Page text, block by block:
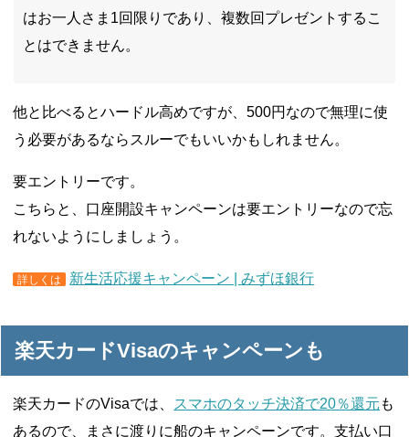
はお一人さま1回限りであり、複数回プレゼントするこ
とはできません。
他と比べるとハードル高めですが、500円なので無理に使
う必要があるならスルーでもいいかもしれません。
要エントリーです。
こちらと、口座開設キャンペーンは要エントリーなので忘
れないようにしましょう。
詳しくは 新生活応援キャンペーン | みずほ銀行
楽天カードVisaのキャンペーンも
楽天カードのVisaでは、 スマホのタッチ決済で20％還元 も
あるので、まさに渡りに船のキャンペーンです。支払い口